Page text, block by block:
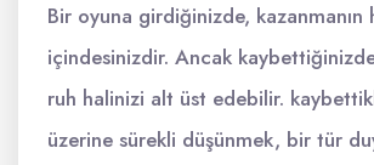
Bir oyuna girdiğinizde, kazanmanın
içindesinizdir. Ancak
ruh halinizi alt üst edebilir.
üzerine sürekli düşünmek, bir tür